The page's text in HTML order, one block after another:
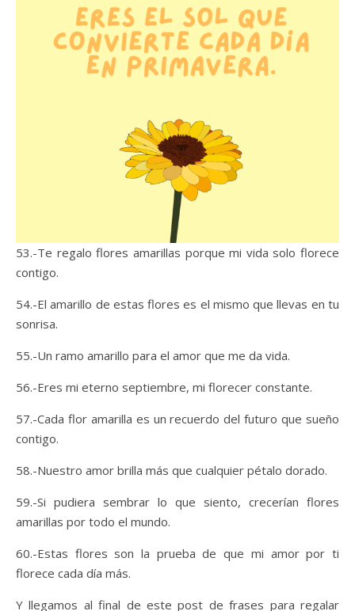
53.-Te regalo flores amarillas porque mi vida solo florece
contigo.
54.-El amarillo de estas flores es el mismo que llevas en tu
sonrisa.
55.-Un ramo amarillo para el amor que me da vida.
56.-Eres mi eterno septiembre, mi florecer constante.
57.-Cada flor amarilla es un recuerdo del futuro que sueño
contigo.
58.-Nuestro amor brilla más que cualquier pétalo dorado.
59.-Si pudiera sembrar lo que siento, crecerían flores
amarillas por todo el mundo.
60.-Estas flores son la prueba de que mi amor por ti
florece cada día más.
Y llegamos al final de este post de frases para regalar